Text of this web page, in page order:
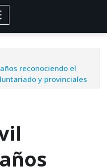
reconociendo el
y provinciales